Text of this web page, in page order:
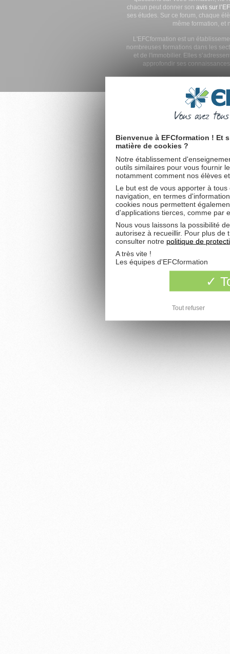
chacun peut donner son avis sur
ses études. Sur ce forum, chaque
même formation, et
L'EFCformation est un
nombreuses formations dans les
et de l'immobilier. Elles
approfondir ses
Bienvenue à EFCformation ! Et
matière de cookies ?
Notre établissement
outils similaires pour vous fournir
notamment comment nos élèves
Le but est de vous apporter à
navigation, en termes
cookies nous permettent
d'applications tierces, comme par
Nous vous laissons la possibilité
autorisez à recueillir. Pour plus de
consulter notre politique de
A très vite !
Les équipes d'EFCformation
Tout refuser